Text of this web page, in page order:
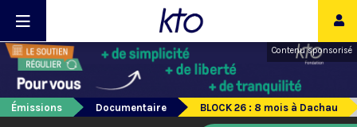
Contenu sponsorisé
Émissions Documentaire BLOCK 26 : 8 mois à Dachau